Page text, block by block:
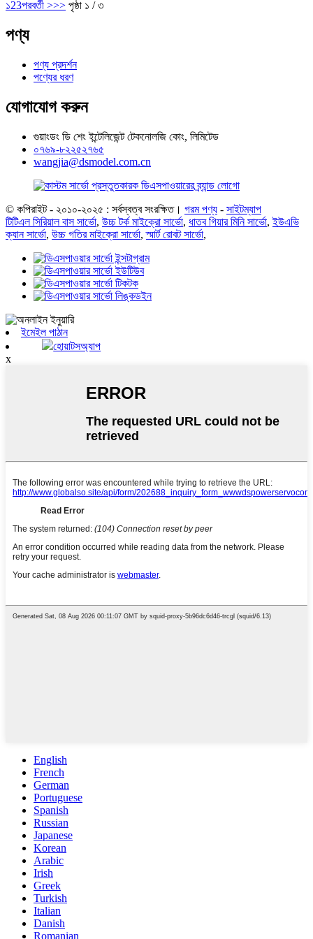
১23পরবর্তী >>> পৃষ্ঠা ১ / ৩
পণ্য
পণ্য প্রদর্শন
পণ্যের ধরণ
যোগাযোগ করুন
গুয়াংডং ডি শেং ইন্টেলিজেন্ট টেকনোলজি কোং, লিমিটেড
০৭৬৯-৮২২৫২৭৬৫
wangjia@dsmodel.com.cn
© কপিরাইট - ২০১০-২০২৫ : সর্বস্বত্ব সংরক্ষিত। গরম পণ্য - সাইটম্যাপ
টিটিএল সিরিয়াল বাস সার্ভো, উচ্চ টর্ক মাইক্রো সার্ভো, ধাতব গিয়ার মিনি সার্ভো,ইউএভি
ক্যান সার্ভো, উচ্চ গতির মাইক্রো সার্ভো,স্মার্ট রোবট সার্ভো,
ইমেইল পাঠান
হোয়াটসঅ্যাপ
x
English
French
German
Portuguese
Spanish
Russian
Japanese
Korean
Arabic
Irish
Greek
Turkish
Italian
Danish
Romanian